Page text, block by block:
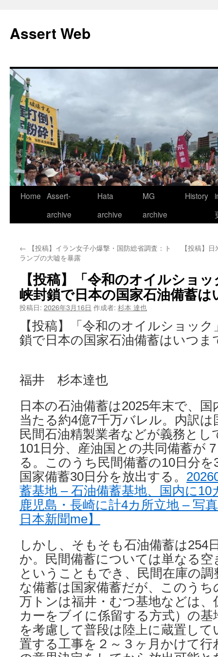
テ
ン
ス
キ
ッ
プ
Assert Web
Home Assert-
archive
Hata
archive
MG
archive
History
← 【投稿】イラン女子小爆撃・国防総省調査：ト
ランプの大嘘を暴露
【投稿】
【投稿】「令和のオイルショ
峡封鎖で日本の国家石油備蓄
投稿日: 2026年3月16日 作成者: 杉本 達也
【投稿】「令和のオイルショッ
鎖で日本の国家石油備蓄はいつま
福井 杉本達也
日本の石油備蓄は2025年末で、
当たる約4億7千万バレル。内訳は
民間石油精製業者などが義務とし
101日分、産油国との共同備蓄が
る。このうち民間備蓄の10日分
国家備蓄30日分を放出する。
蓄基地 – 石油備蓄基地、国内に
鹿児島・長崎に計4カ所立地 – 写
日本新聞me】
しかし、そもそも石油備蓄は254
か。民間備蓄については単なる
ということもでき、民間在庫の
な備蓄は国家備蓄だが、このうち
万トンは福井・むつ基地などは
カーをブイに係留する方式）の
を考慮して普段は陸上に蔵置し
置する工事を２～３ヶ月かけて